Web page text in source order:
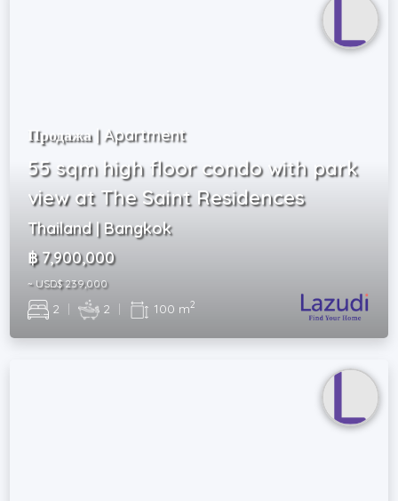
Продажа | Apartment
55 sqm high floor condo with park
view at The Saint Residences
Thailand | Bangkok
฿ 7,900,000
~ USD$ 239,000
2 | 2 | 100 m2